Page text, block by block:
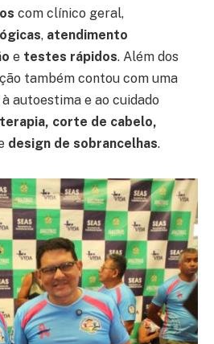
com clínico geral,
, atendimento
e testes rápidos. Além dos
também contou com uma
autoestima e ao cuidado
corte de cabelo,
design de sobrancelhas.